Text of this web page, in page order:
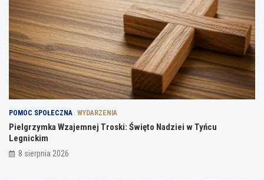
POMOC SPOŁECZNA WYDARZENIA
Pielgrzymka Wzajemnej Troski: Święto Nadziei w Tyńcu
Legnickim
8 sierpnia 2026